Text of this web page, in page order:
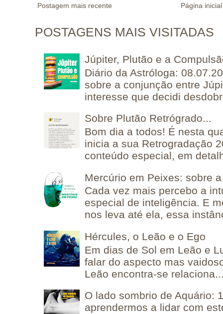
Postagem mais recente Página inicial
POSTAGENS MAIS VISITADAS
Júpiter, Plutão e a
Diário da Astróloga:
sobre a conjunção entre
interesse que decidi
Sobre Plutão Retrógrado...
Bom dia a todos! É nesta
inicia a sua Retrogradação
conteúdo especial, em
Mercúrio em Peixes: sobre
Cada vez mais percebo a
especial de inteligência. E
nos leva até ela, essa
Hércules, o Leão e o Ego
Em dias de Sol em Leão e
falar do aspecto mas
Leão encontra-se
O lado sombrio de Aquário:
aprendermos a lidar com